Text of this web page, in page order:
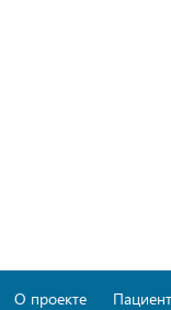
О проекте